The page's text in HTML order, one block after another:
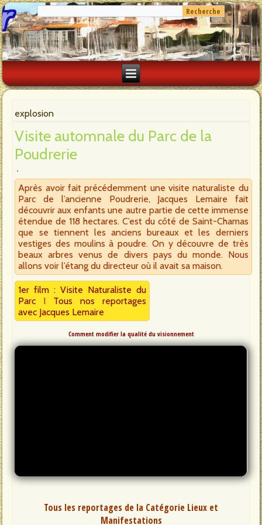
explosion
Visite automnale du Parc de la
Poudrerie
Après avoir fait précédemment une visite naturaliste du
Parc de l’ancienne Poudrerie, Jacques Lemaire fait
découvrir aux enfants une autre partie de cette immense
étendue de 118 hectares. C’est du côté de Saint-Chamas
que se tiennent les anciens bureaux et les derniers
vestiges des moulins à poudre. On y découvre de très
beaux arbres venus de divers pays du monde. Nous
allons voir l’étang du directeur où il avait sa maison.
1er film : Visite Naturaliste du
Parc I Tous nos reportages
avec Jacques Lemaire
Comment modifier la qualité du visionnement
Tous les reportages de la Catégorie Lieux et
Manifestations